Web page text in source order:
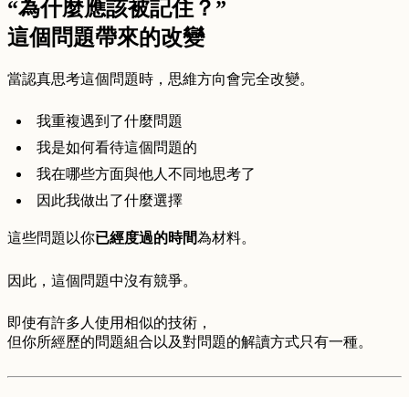
“為什麼應該被記住？”
這個問題帶來的改變
當認真思考這個問題時，思維方向會完全改變。
我重複遇到了什麼問題
我是如何看待這個問題的
我在哪些方面與他人不同地思考了
因此我做出了什麼選擇
這些問題以你已經度過的時間為材料。
因此，這個問題中沒有競爭。
即使有許多人使用相似的技術，
但你所經歷的問題組合以及對問題的解讀方式只有一種。